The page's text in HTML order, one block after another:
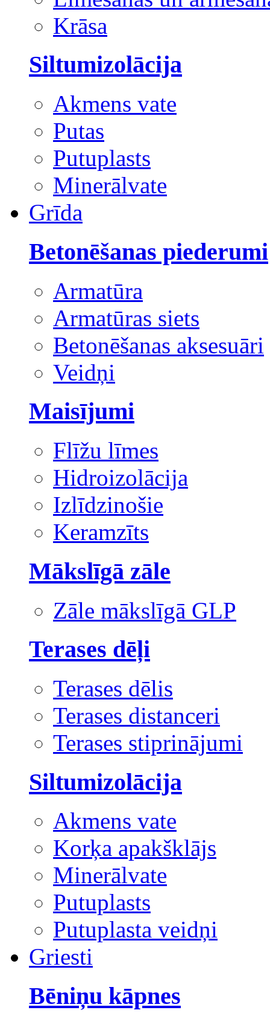
Krāsa
Siltumizolācija
Akmens vate
Putas
Putuplasts
Minerālvate
Grīda
Betonēšanas piederumi
Armatūra
Armatūras siets
Betonēšanas aksesuāri
Veidņi
Maisījumi
Flīžu līmes
Hidroizolācija
Izlīdzinošie
Keramzīts
Mākslīgā zāle
Zāle mākslīgā GLP
Terases dēļi
Terases dēlis
Terases distanceri
Terases stiprinājumi
Siltumizolācija
Akmens vate
Korķa apakšklājs
Minerālvate
Putuplasts
Putuplasta veidņi
Griesti
Bēniņu kāpnes